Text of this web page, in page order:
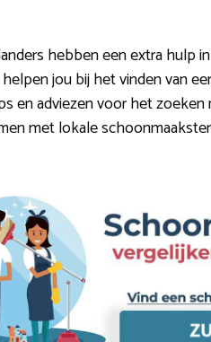
hebben een extra hulp
jou bij het vinden van
en adviezen voor het zoeken
met lokale